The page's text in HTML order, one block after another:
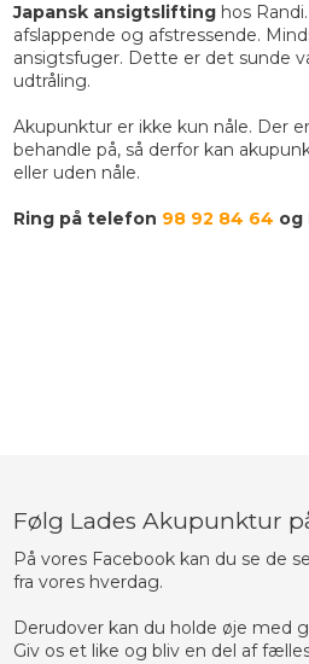
Japansk ansigtsliftinghos
afslappende og afstressende.
ansigtsfuger. Dette er det sunde
udtråling.
Akupunktur er ikke kun nåle. Der
behandle på, så derfor kan
eller uden nåle.​
Ring på telefon 98 92 84 64 og
Følg Lades Akupunktur
På vores Facebook kan du se de
fra vores hverdag.
​Derudover kan du holde øje med
​Giv os et like og bliv en del af